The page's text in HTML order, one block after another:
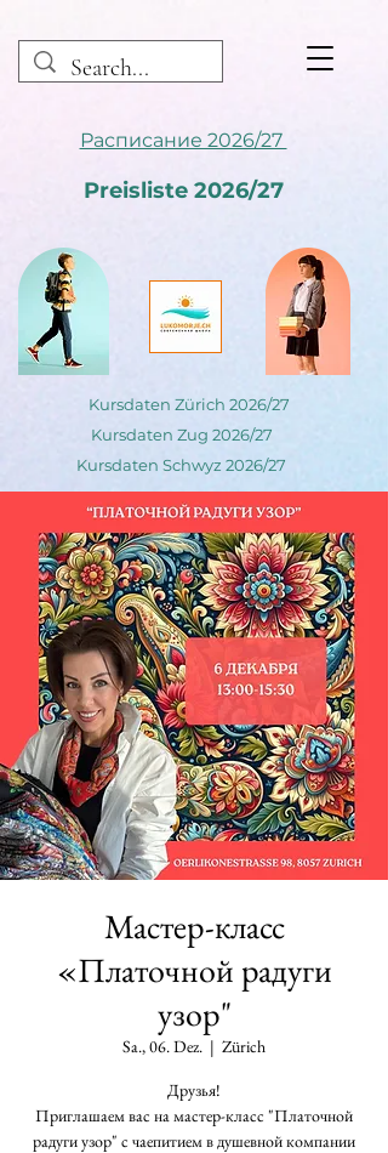
Расписание 2026/27
Preisliste 2026/27
Kursdaten Zürich 2026/27
Kursdaten Zug 2026/27
Kursdaten Schwyz 2026/27
Мастер-класс
«Платочной радуги
узор"
Sa., 06. Dez.
  |
Zürich
Друзья!
Приглашаем вас на мастер-класс "Платочной
радуги узор" с чаепитием в душевной компании